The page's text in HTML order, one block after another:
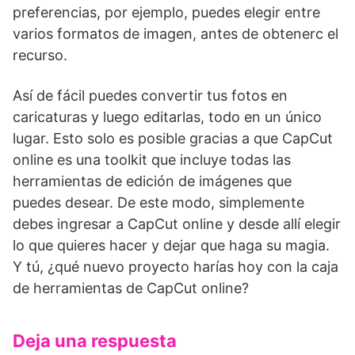
preferencias, por ejemplo, puedes elegir entre
varios formatos de imagen, antes de obtenerc el
recurso.
Así de fácil puedes convertir tus fotos en
caricaturas y luego editarlas, todo en un único
lugar. Esto solo es posible gracias a que CapCut
online es una toolkit que incluye todas las
herramientas de edición de imágenes que
puedes desear. De este modo, simplemente
debes ingresar a CapCut online y desde allí elegir
lo que quieres hacer y dejar que haga su magia.
Y tú, ¿qué nuevo proyecto harías hoy con la caja
de herramientas de CapCut online?
Deja una respuesta